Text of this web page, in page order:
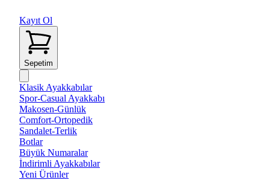
Kayıt Ol
Sepetim
Klasik Ayakkabılar
Spor-Casual Ayakkabı
Makosen-Günlük
Comfort-Ortopedik
Sandalet-Terlik
Botlar
Büyük Numaralar
İndirimli Ayakkabılar
Yeni Ürünler